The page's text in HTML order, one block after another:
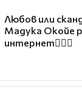
Любов или
Мадука Окойе
интернет❤️‍🔥🔥